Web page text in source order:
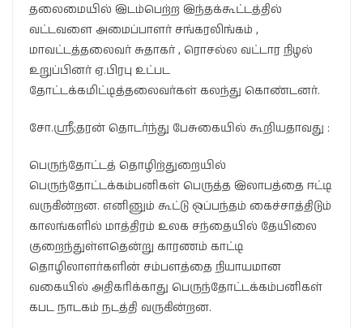
தலைமையில் இடம்பெற்ற இந்தக்கூட்டத்தில்
வட்டவளை அமைப்பாளர் சங்கரலிங்கம் ,
மாவட்டத்தலைவர் சுதாகர் , ரொசல்ல வட்டார நிழல்
உறுப்பினர் ஏ.பிரபு உட்பட
தோட்டக்கமிட்டித்தலைவர்கள் கலந்து கொண்டனர்.
சோ.ஸ்ரீ;தரன் தொடர்ந்து பேசுகையில் கூறியதாவது :
பெருந்தோட்டத் தொழிற்துறையில்
பெருந்தோட்டக்கம்பனிகள் பெருத்த இலாபத்தை ஈட்டி
வருகின்றன. எனினும் கூட்டு ஒப்பந்தம் கைச்சாத்திடும்
காலங்களில் மாத்திரம் உலக சந்தையில் தேயிலை
குறைந்துள்ளதென்று காரணம் காட்டி
தொழிலாளர்களின் சம்பளத்தை நியாயமான
வகையில் அதிகரிக்காது பெருந்தோட்டக்கம்பனிகள்
கபட நாடகம் நடத்தி வருகின்றன.